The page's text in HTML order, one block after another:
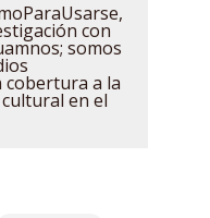
con
somos
cobertura a la
en el